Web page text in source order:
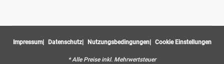
Impressum Datenschutz Nutzungsbedingungen Cookie Einstellungen
* Alle Preise inkl. Mehrwertsteuer